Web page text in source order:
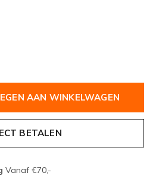
AAN WINKELWAGEN
BETALEN
Vanaf €70,-